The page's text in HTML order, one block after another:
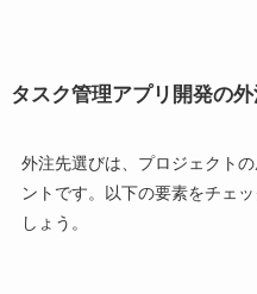
タスク管理アプリ開発の
外注先選びは、プロジェクト
ントです。以下の要素をチェ
しょう。